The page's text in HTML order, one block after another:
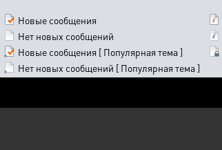
Новые сообщения
Нет новых сообщений
Новые сообщения [ Популярная тема ]
Нет новых сообщений [ Популярная тема ]